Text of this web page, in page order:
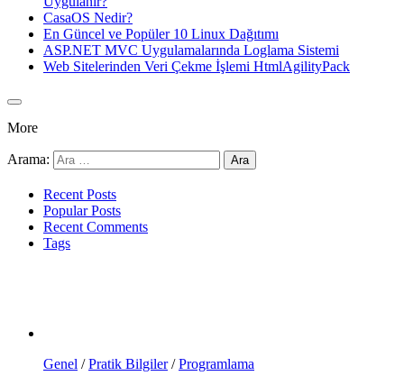
CasaOS Nedir?
En Güncel ve Popüler 10 Linux Dağıtımı
ASP.NET MVC Uygulamalarında Loglama Sistemi
Web Sitelerinden Veri Çekme İşlemi HtmlAgilityPack
More
Arama:
Recent Posts
Popular Posts
Recent Comments
Tags
Genel /Pratik Bilgiler/Programlama